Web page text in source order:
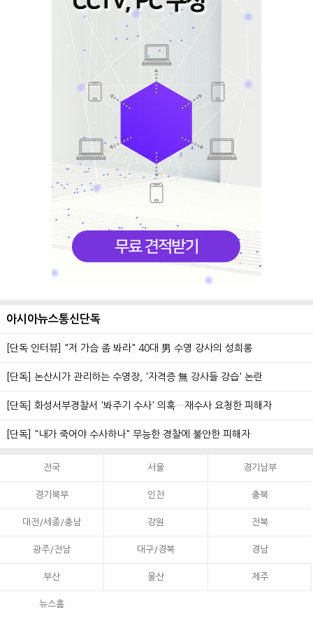
아시아뉴스통신단독
[단독 인터뷰] "저 가슴 좀 봐라" 40대 男 수영 강사의 성희롱
[단독] 논산시가 관리하는 수영장, '자격증 無 강사들 강습' 논란
[단독] 화성서부경찰서 '봐주기 수사' 의혹…재수사 요청한 피해자
[단독] "내가 죽어야 수사하나" 무능한 경찰에 불안한 피해자
전국 서울 경기남부
경기북부 인천 충북
대전/세종/충남 강원 전북
광주/전남 대구/경북 경남
부산 울산 제주
뉴스홈